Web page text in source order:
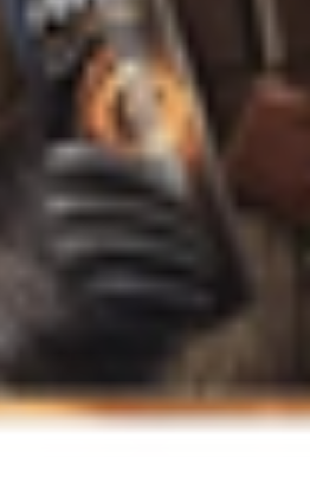
30.05.2003г выдано Гомельским
ул. Козлова 2-А